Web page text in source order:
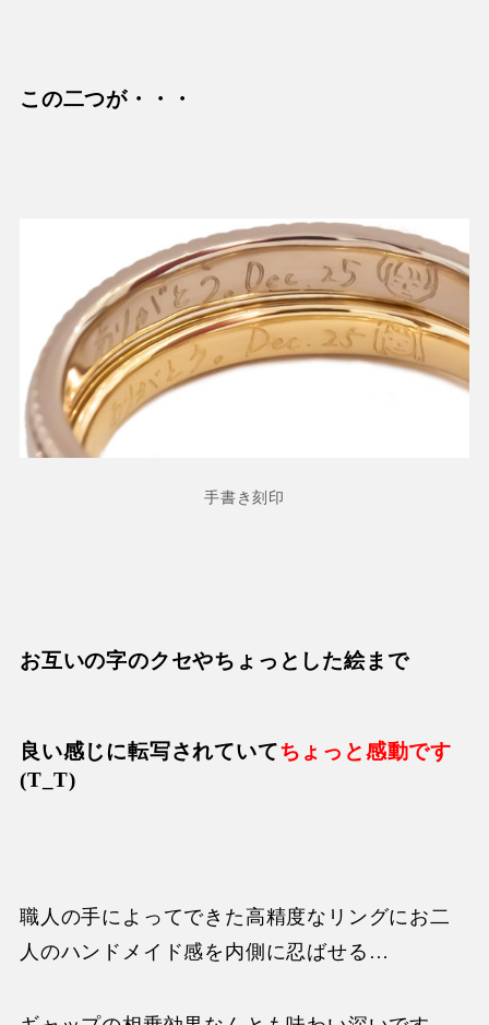
この二つが・・・
手書き刻印
お互いの字のクセやちょっとした絵まで
良い感じに転写されていてちょっと感動です
(T_T)
職人の手によってできた高精度なリングにお二
人のハンドメイド感を内側に忍ばせる…